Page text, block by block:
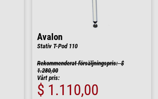
Avalon
Stativ T-Pod 110
Rekommenderat försäljningspris: $
1.280,00
Vårt pris:
$ 1.110,00